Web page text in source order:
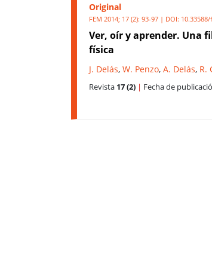
Original
FEM 2014; 17 (2): 93-97 | DOI:
Ver, oír y aprender. Una
física
J. Delás, W. Penzo, A. Delás, R.
Revista 17 (2) | Fecha de